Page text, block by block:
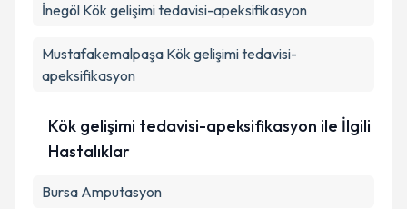
İnegöl Kök gelişimi tedavisi-apeksifikasyon
Mustafakemalpaşa Kök gelişimi tedavisi-
apeksifikasyon
Kök gelişimi tedavisi-apeksifikasyon ile İlgili
Hastalıklar
Bursa Amputasyon